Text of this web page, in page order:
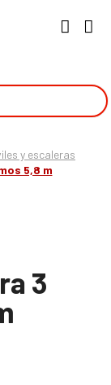
y escaleras
5,8 m
3